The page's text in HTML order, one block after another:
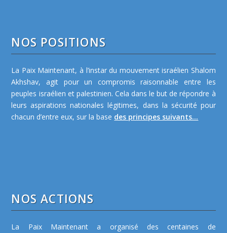
NOS POSITIONS
La Paix Maintenant, à l’instar du mouvement israélien Shalom
Akhshav, agit pour un compromis raisonnable entre les
peuples israélien et palestinien. Cela dans le but de répondre à
leurs aspirations nationales légitimes, dans la sécurité pour
chacun d’entre eux, sur la base des principes suivants...
NOS ACTIONS
La Paix Maintenant a organisé des centaines de